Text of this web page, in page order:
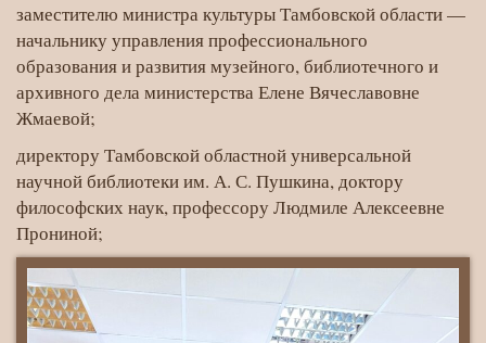
заместителю министра культуры Тамбовской области —
начальнику управления профессионального
образования и развития музейного, библиотечного и
архивного дела министерства Елене Вячеславовне
Жмаевой;
директору Тамбовской областной универсальной
научной библиотеки им. А. С. Пушкина, доктору
философских наук, профессору Людмиле Алексеевне
Прониной;